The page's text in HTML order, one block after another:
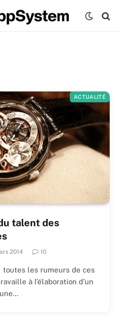
ACTUALITÉ
talent des
2014 10
toutes les rumeurs de ces
à l’élaboration d’un